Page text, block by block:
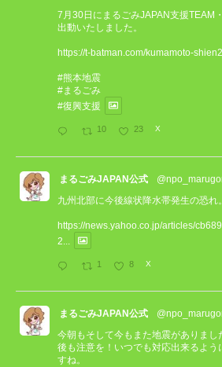
7月30日にまるごみJAPAN支援TEAM
出動いたしました。
https://t-batman.com/kumamoto-
#熊本地震
#まるごみ
#復興支援
10 23 X
まるごみJAPAN公式
九州北部に今後線状降水帯発生の恐れ。
https://news.yahoo.co.jp/articles/
2...
1 8 X
まるごみJAPAN公式
今朝もそして今もまた地震がありまし
後も注意を！いつでも対応出来るよ
すね。